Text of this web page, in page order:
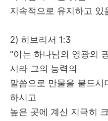
지속적으로 유지하고 있
2) 히브리서 1:3
"이는 하나님의 영광의
시라 그의 능력의
말씀으로 만물을 붙드
하시고
높은 곳에 계신 지극히